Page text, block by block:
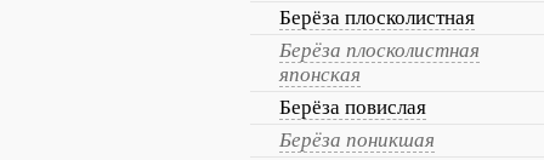
Берёза плосколистная
Берёза плосколистная
японская
Берёза повислая
Берёза поникшая